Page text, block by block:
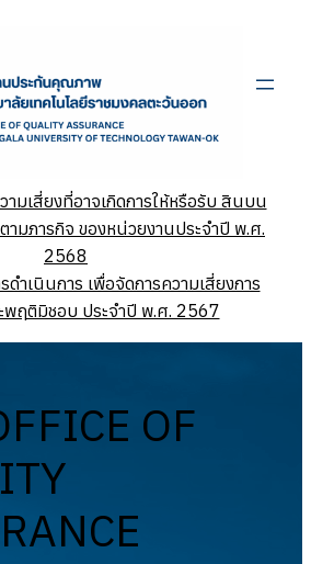
ามเสี่ยงที่อาจเกิดการให้หรือรับ สินบน
ามภารกิจ ของหน่วยงานประจำปี พ.ศ.
2568
ำเนินการ เพื่อจัดการความเสี่ยงการ
พฤติมิชอบ ประจำปี พ.ศ. 2567
OF